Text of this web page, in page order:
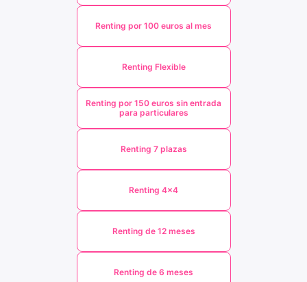
Renting por 100 euros al mes
Renting Flexible
Renting por 150 euros sin entrada
para particulares
Renting 7 plazas
Renting 4x4
Renting de 12 meses
Renting de 6 meses